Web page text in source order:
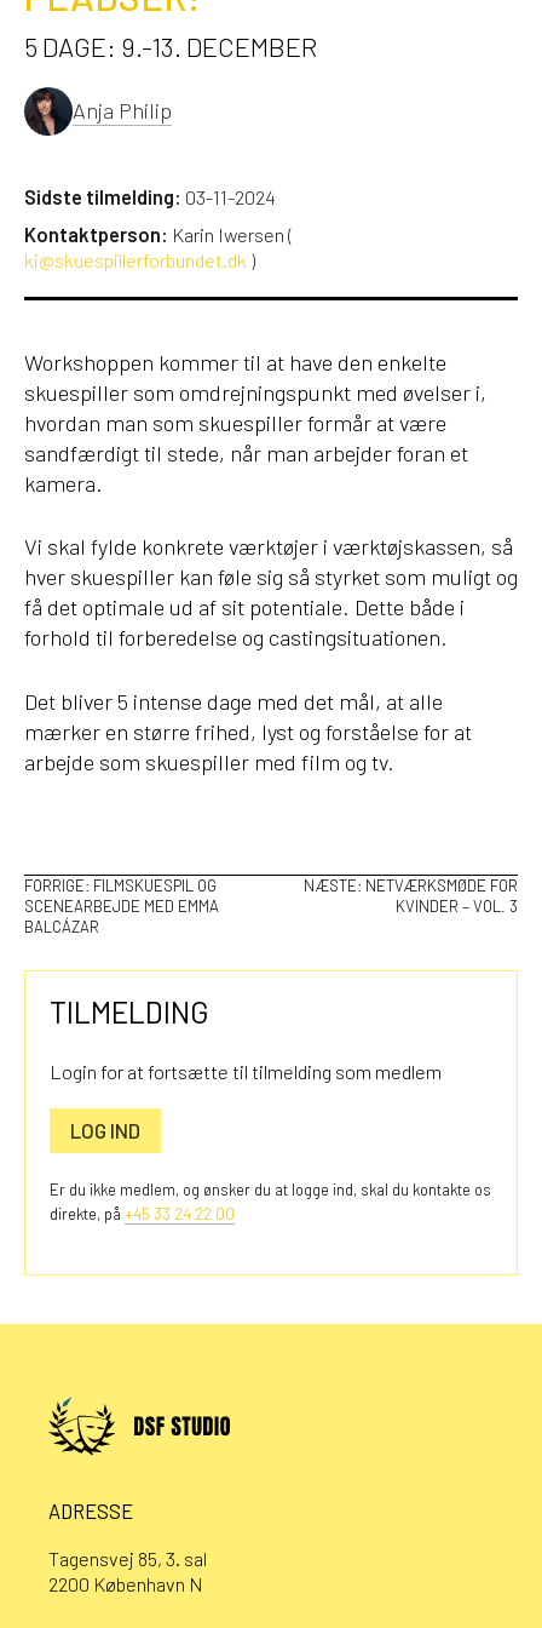
5 DAGE: 9.-13. DECEMBER
Anja Philip
Sidste tilmelding: 03-11-2024
Kontaktperson: Karin Iwersen (
ki@skuespillerforbundet.dk )
Workshoppen kommer til at have den enkelte
skuespiller som omdrejningspunkt med øvelser i,
hvordan man som skuespiller formår at være
sandfærdigt til stede, når man arbejder foran et
kamera.
Vi skal fylde konkrete værktøjer i værktøjskassen, så
hver skuespiller kan føle sig så styrket som muligt og
få det optimale ud af sit potentiale. Dette både i
forhold til forberedelse og castingsituationen.
Det bliver 5 intense dage med det mål, at alle
mærker en større frihed, lyst og forståelse for at
arbejde som skuespiller med film og tv.
INDLÆGSNAVIGATION
FORRIGE: FILMSKUESPIL OG
SCENEARBEJDE MED EMMA
BALCÁZAR
NÆSTE: NETVÆRKSMØDE FOR
KVINDER – VOL. 3
TILMELDING
Login for at fortsætte til tilmelding som medlem
LOG IND
Er du ikke medlem, og ønsker du at logge ind, skal du kontakte os
direkte, på +45 33 24 22 00
ADRESSE
Tagensvej 85, 3. sal
2200 København N